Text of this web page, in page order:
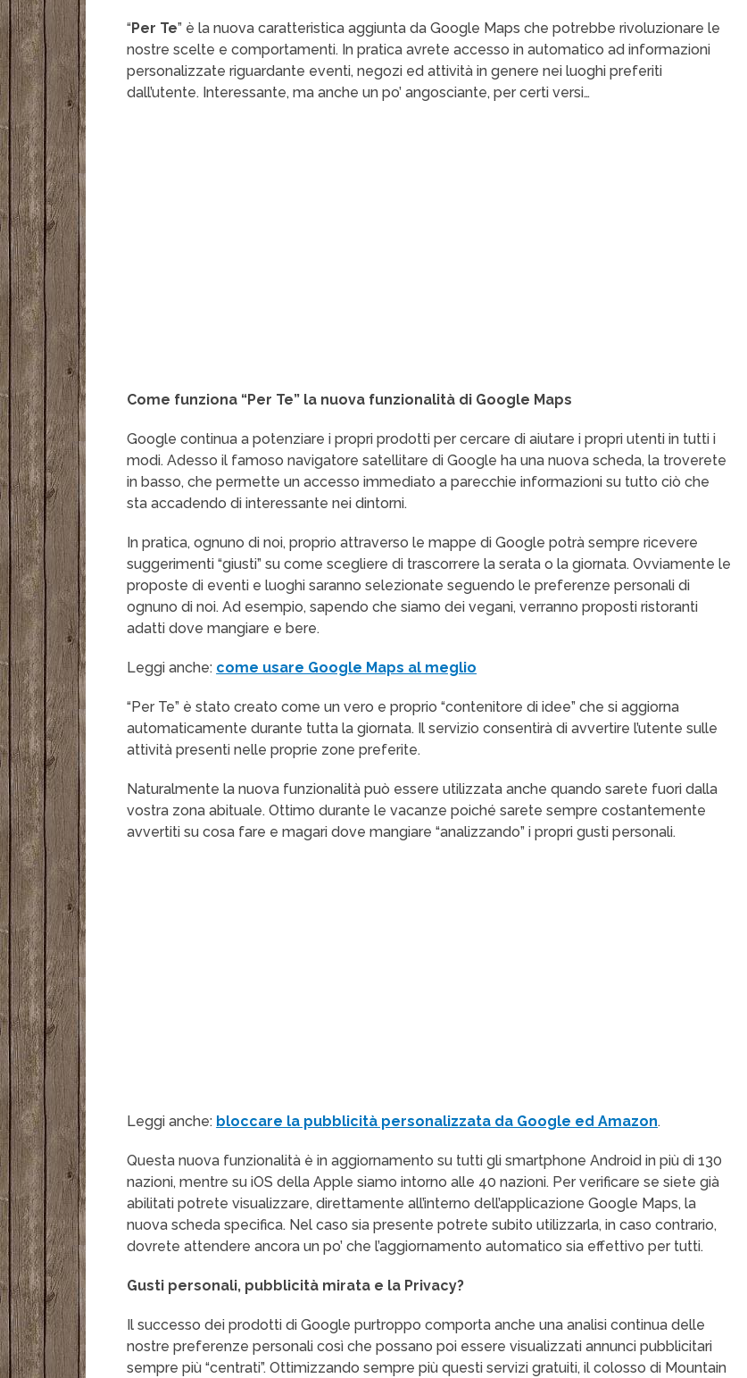
“Per Te” è la nuova caratteristica aggiunta da Google Maps che potrebbe rivoluzionare le
nostre scelte e comportamenti. In pratica avrete accesso in automatico ad informazioni
personalizzate riguardante eventi, negozi ed attività in genere nei luoghi preferiti
dall’utente. Interessante, ma anche un po’ angosciante, per certi versi…
Come funziona “Per Te” la nuova funzionalità di Google Maps
Google continua a potenziare i propri prodotti per cercare di aiutare i propri utenti in tutti i
modi. Adesso il famoso navigatore satellitare di Google ha una nuova scheda, la troverete
in basso, che permette un accesso immediato a parecchie informazioni su tutto ciò che
sta accadendo di interessante nei dintorni.
In pratica, ognuno di noi, proprio attraverso le mappe di Google potrà sempre ricevere
suggerimenti “giusti” su come scegliere di trascorrere la serata o la giornata. Ovviamente le
proposte di eventi e luoghi saranno selezionate seguendo le preferenze personali di
ognuno di noi. Ad esempio, sapendo che siamo dei vegani, verranno proposti ristoranti
adatti dove mangiare e bere.
Leggi anche: come usare Google Maps al meglio
“Per Te” è stato creato come un vero e proprio “contenitore di idee” che si aggiorna
automaticamente durante tutta la giornata. Il servizio consentirà di avvertire l’utente sulle
attività presenti nelle proprie zone preferite.
Naturalmente la nuova funzionalità può essere utilizzata anche quando sarete fuori dalla
vostra zona abituale. Ottimo durante le vacanze poiché sarete sempre costantemente
avvertiti su cosa fare e magari dove mangiare “analizzando” i propri gusti personali.
Leggi anche: bloccare la pubblicità personalizzata da Google ed Amazon.
Questa nuova funzionalità è in aggiornamento su tutti gli smartphone Android in più di 130
nazioni, mentre su iOS della Apple siamo intorno alle 40 nazioni. Per verificare se siete già
abilitati potrete visualizzare, direttamente all’interno dell’applicazione Google Maps, la
nuova scheda specifica. Nel caso sia presente potrete subito utilizzarla, in caso contrario,
dovrete attendere ancora un po’ che l’aggiornamento automatico sia effettivo per tutti.
Gusti personali, pubblicità mirata e la Privacy?
Il successo dei prodotti di Google purtroppo comporta anche una analisi continua delle
nostre preferenze personali così che possano poi essere visualizzati annunci pubblicitari
sempre più “centrati”. Ottimizzando sempre più questi servizi gratuiti, il colosso di Mountain